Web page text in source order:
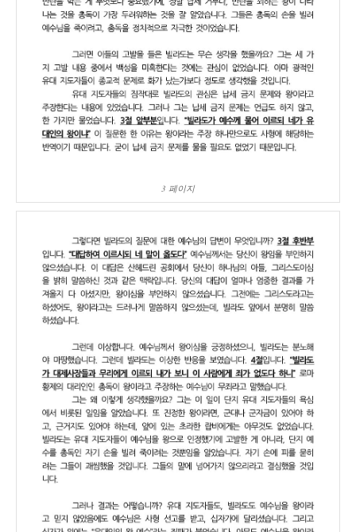
3 페이지